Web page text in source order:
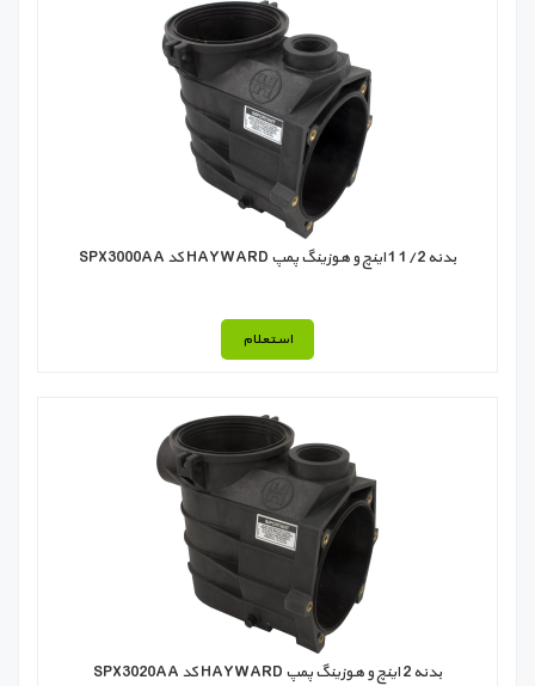
بدنه 1/2 1 اینچ و هوزينگ پمپ HAYWARD کد SPX3000AA
استعلام
بدنه 2 اینچ و هوزينگ پمپ HAYWARD کد SPX3020AA